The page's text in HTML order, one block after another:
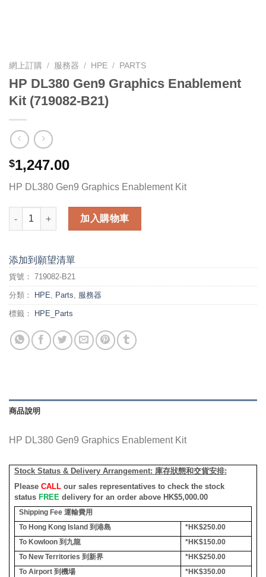
網上訂購 / 服務器 / HPE / PARTS
HP DL380 Gen9 Graphics Enablement
Kit (719082-B21)
$1,247.00
HP DL380 Gen9 Graphics Enablement Kit
HP DL380 Gen9 Graphics Enablement Kit (719082-B21) 數量
加入購物車
添加到願望清單
貨號： 719082-B21
分類： HPE, Parts, 服務器
標籤： HPE_Parts
商品說明
HP DL380 Gen9 Graphics Enablement Kit
Stock Status & Delivery Arrangement: 庫存狀態和交貨安排:
Please CALLour sales representatives to check the stock
status FREE delivery for an order above HK$5,000.00
Shipping Fee 運輸費用
To Hong Kong Island 到港島
*HK$250.00
To Kowloon 到九龍
*HK$150.00
To New Territories 到新界
*HK$250.00
To Airport 到機場
*HK$350.00